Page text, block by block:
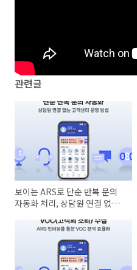
관련글
보이는 ARS로 단순 반복 문의
자동화 처리, 상담원 연결 없는